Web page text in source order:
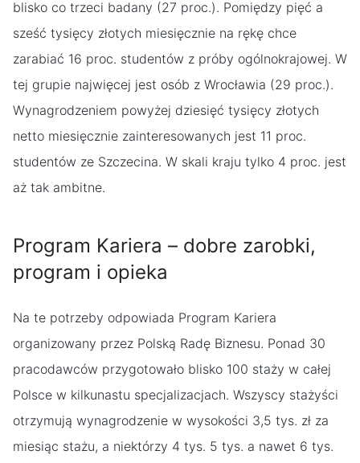
blisko co trzeci badany (27 proc.). Pomiędzy pięć a
sześć tysięcy złotych miesięcznie na rękę chce
zarabiać 16 proc. studentów z próby ogólnokrajowej. W
tej grupie najwięcej jest osób z Wrocławia (29 proc.).
Wynagrodzeniem powyżej dziesięć tysięcy złotych
netto miesięcznie zainteresowanych jest 11 proc.
studentów ze Szczecina. W skali kraju tylko 4 proc. jest
aż tak ambitne.
Program Kariera – dobre zarobki,
program i opieka
Na te potrzeby odpowiada Program Kariera
organizowany przez Polską Radę Biznesu. Ponad 30
pracodawców przygotowało blisko 100 staży w całej
Polsce w kilkunastu specjalizacjach. Wszyscy stażyści
otrzymują wynagrodzenie w wysokości 3,5 tys. zł za
miesiąc stażu, a niektórzy 4 tys. 5 tys. a nawet 6 tys.